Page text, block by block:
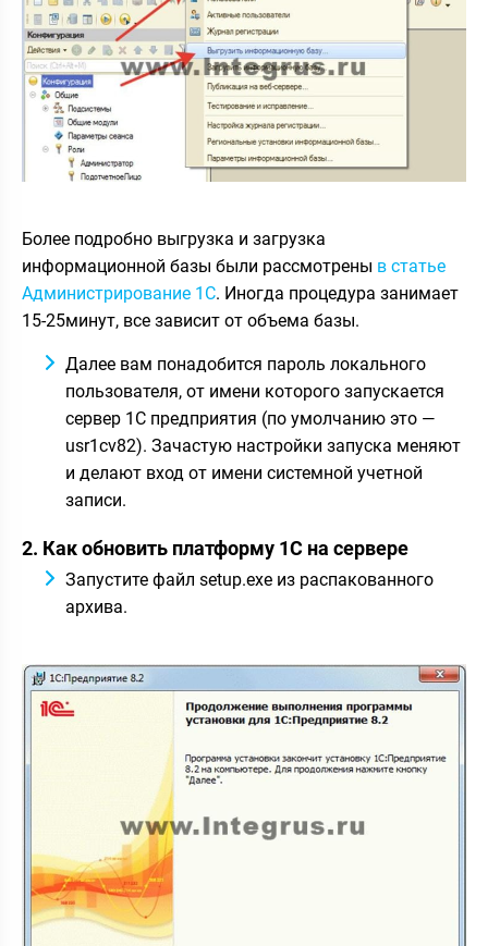
Более подробно выгрузка и загрузка
информационной базы были рассмотрены в статье
Администрирование 1С. Иногда процедура занимает
15-25минут, все зависит от объема базы.
Далее вам понадобится пароль локального
пользователя, от имени которого запускается
сервер 1С предприятия (по умолчанию это —
usr1cv82). Зачастую настройки запуска меняют
и делают вход от имени системной учетной
записи.
2. Как обновить платформу 1С на сервере
Запустите файл setup.exe из распакованного
архива.